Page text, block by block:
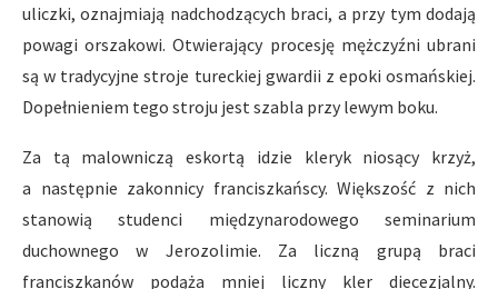
uliczki, oznajmiają nadchodzących braci, a przy tym dodają
powagi orszakowi. Otwierający procesję mężczyźni ubrani
są w tradycyjne stroje tureckiej gwardii z epoki osmańskiej.
Dopełnieniem tego stroju jest szabla przy lewym boku.
Za tą malowniczą eskortą idzie kleryk niosący krzyż,
a następnie zakonnicy franciszkańscy. Większość z nich
stanowią studenci międzynarodowego seminarium
duchownego w Jerozolimie. Za liczną grupą braci
franciszkanów podąża mniej liczny kler diecezjalny.